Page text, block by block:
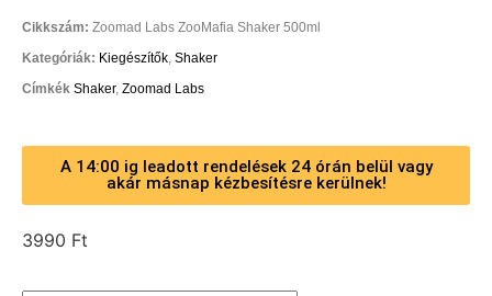
Cikkszám: Zoomad Labs ZooMafia Shaker 500ml
Kategóriák: Kiegészítők, Shaker
Címkék Shaker, Zoomad Labs
A 14:00 ig leadott rendelések 24 órán belül vagy
akár másnap kézbesítésre kerülnek!
3990 Ft